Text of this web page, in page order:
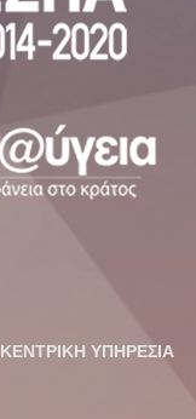
ΚΕΝΤΡΙΚΗ ΥΠΗΡΕΣΙΑ